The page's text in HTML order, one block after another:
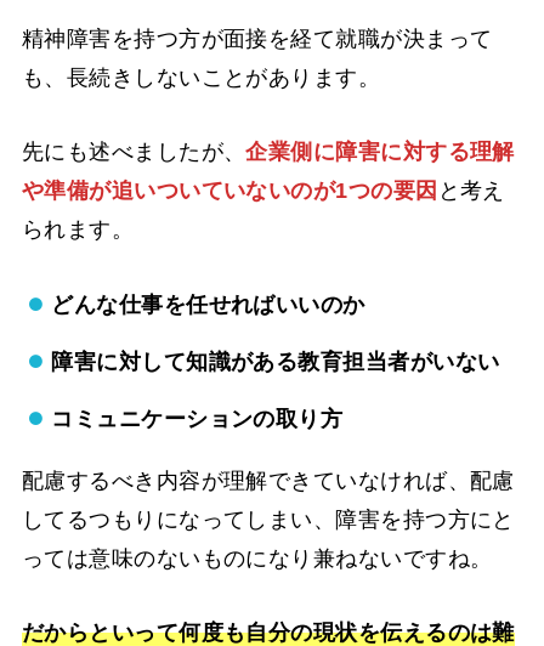
精神障害を持つ方が面接を経て就職が決まって
も、長続きしないことがあります。
先にも述べましたが、企業側に障害に対する理解
や準備が追いついていないのが1つの要因 と考え
られます。
どんな仕事を任せればいいのか
障害に対して知識がある教育担当者がいない
コミュニケーションの取り方
配慮するべき内容が理解できていなければ、配慮
してるつもりになってしまい、障害を持つ方にと
っては意味のないものになり兼ねないですね。
だからといって何度も自分の現状を伝えるのは難